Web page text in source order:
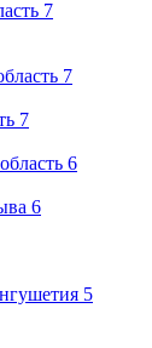
7
7
7
6
6
5